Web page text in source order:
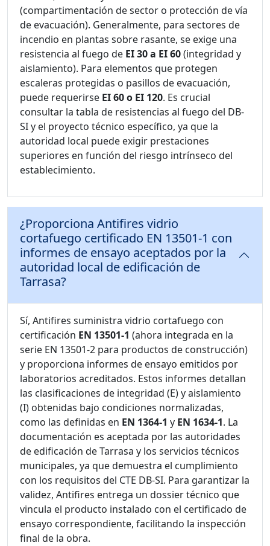
(compartimentación de sector o protección de vía
de evacuación). Generalmente, para sectores de
incendio en plantas sobre rasante, se exige una
resistencia al fuego de EI 30 a EI 60(integridad y
aislamiento). Para elementos que protegen
escaleras protegidas o pasillos de evacuación,
puede requerirse EI 60 o EI 120. Es crucial
consultar la tabla de resistencias al fuego del DB-
SI y el proyecto técnico específico, ya que la
autoridad local puede exigir prestaciones
superiores en función del riesgo intrínseco del
establecimiento.
¿Proporciona Antifires vidrio
cortafuego certificado EN 13501-1 con
informes de ensayo aceptados por la
autoridad local de edificación de
Tarrasa?
Sí, Antifires suministra vidrio cortafuego con
certificación EN 13501-1 (ahora integrada en la
serie EN 13501-2 para productos de construcción)
y proporciona informes de ensayo emitidos por
laboratorios acreditados. Estos informes detallan
las clasificaciones de integridad (E) y aislamiento
(I) obtenidas bajo condiciones normalizadas,
como las definidas en EN 1364-1 y EN 1634-1. La
documentación es aceptada por las autoridades
de edificación de Tarrasa y los servicios técnicos
municipales, ya que demuestra el cumplimiento
con los requisitos del CTE DB-SI. Para garantizar la
validez, Antifires entrega un dossier técnico que
vincula el producto instalado con el certificado de
ensayo correspondiente, facilitando la inspección
final de la obra.